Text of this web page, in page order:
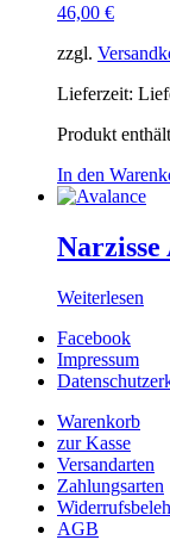
46,00 €
zzgl.
Lieferzeit:
Produkt
In den
Narzisse
Weiterlesen
Facebook
Impressum
Warenkorb
zur Kasse
Versandarten
Zahlungsarten
AGB